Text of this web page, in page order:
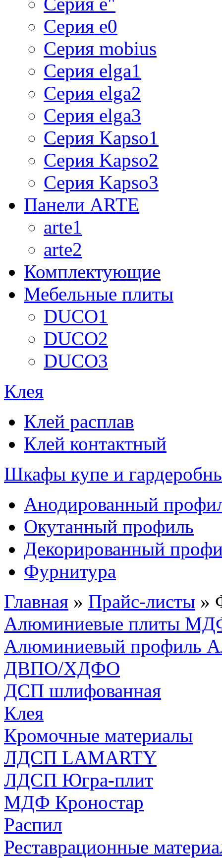
Серия e0
Серия mobius
Серия elga1
Серия elga2
Серия elga3
Серия Kapso1
Серия Kapso2
Серия Kapso3
Панели ARTE
arte1
arte2
Комплектующие
Мебельные плиты
DUCO1
DUCO2
DUCO3
Клея
Клей расплав
Клей контактный
Шкафы купе и
Анодированный
Окутанный профиль
Декорированный
Фурнитура
Главная » Прайс-листы »
Алюминиевые плиты
Алюминиевый профиль
ДВПО/ХДФО
ДСП шлифованная
Клея
Кромочные материалы
ЛДСП LAMARTY
ЛДСП Югра-плит
МДФ Кроностар
Распил
Реставрационные